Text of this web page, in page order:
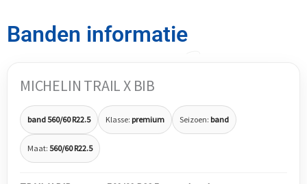
Banden informatie
MICHELIN TRAIL X BIB
band 560/60 R22.5 Klasse: premium Seizoen: band
Maat: 560/60 R22.5